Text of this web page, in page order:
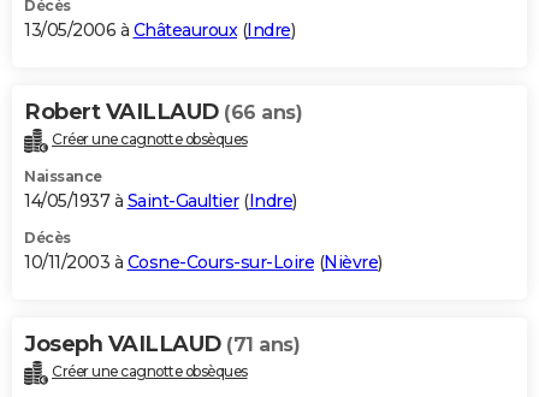
Décès
13/05/2006 à Châteauroux(Indre)
Robert VAILLAUD (66 ans)
Créer une cagnotte obsèques
Naissance
14/05/1937 à Saint-Gaultier(Indre)
Décès
10/11/2003 à Cosne-Cours-sur-Loire (Nièvre)
Joseph VAILLAUD (71 ans)
Créer une cagnotte obsèques